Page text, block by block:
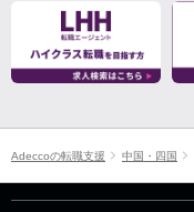
Adeccoの転職支援 中国・四国